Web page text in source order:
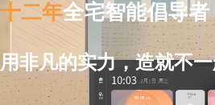
十二年全宅智能倡导者
用非凡的实力，造就不